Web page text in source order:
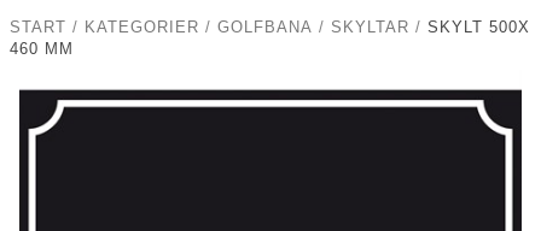
START / KATEGORIER / GOLFBANA / SKYLTAR / SKYLT 500X
460 MM